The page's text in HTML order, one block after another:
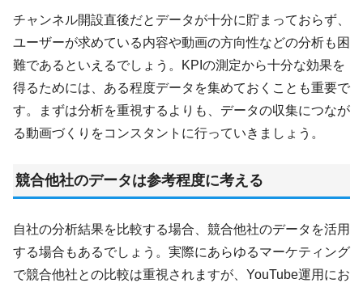
チャンネル開設直後だとデータが十分に貯まっておらず、
ユーザーが求めている内容や動画の方向性などの分析も困
難であるといえるでしょう。KPIの測定から十分な効果を
得るためには、ある程度データを集めておくことも重要で
す。まずは分析を重視するよりも、データの収集につなが
る動画づくりをコンスタントに行っていきましょう。
競合他社のデータは参考程度に考える
自社の分析結果を比較する場合、競合他社のデータを活用
する場合もあるでしょう。実際にあらゆるマーケティング
で競合他社との比較は重視されますが、YouTube運用にお